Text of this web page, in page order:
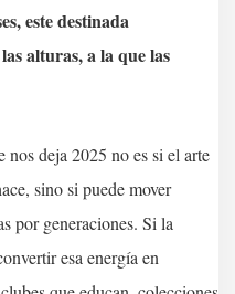
este destinada
alturas, a la que las
deja 2025 no es si el arte
sino si puede mover
por generaciones. Si la
esa energía en